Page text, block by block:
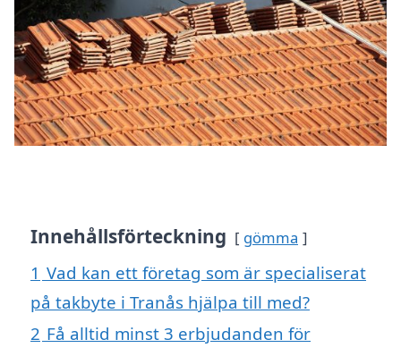
Innehållsförteckning gömma
1 Vad kan ett företag som är specialiserat
på takbyte i Tranås hjälpa till med?
2 Få alltid minst 3 erbjudanden för